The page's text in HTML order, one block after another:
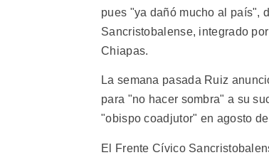
pues "ya dañó mucho al país",
Sancristobalense, integrado
Chiapas.
La semana pasada Ruiz
para "no hacer sombra" a su
"obispo coadjutor" en agosto
El Frente Cívico